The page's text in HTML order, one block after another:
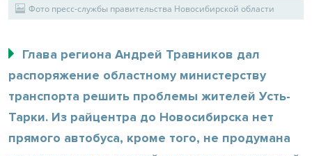
Фото пресс-службы правительства Новосибирской области
Глава региона Андрей Травников дал
распоряжение областному министерству
транспорта решить проблемы жителей Усть-
Тарки. Из райцентра до Новосибирска нет
прямого автобуса, кроме того, не продумана